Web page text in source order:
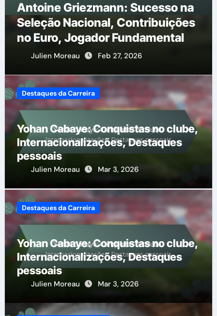
Antoine Griezmann: Sucesso na
Seleção Nacional, Contribuições
no Euro, Jogador Fundamental
Julien Moreau Feb 27, 2026
Destaques da Carreira
Yohan Cabaye: Conquistas no clube,
Internacionalizações, Destaques
pessoais
Julien Moreau Mar 3, 2026
Destaques da Carreira
Yohan Cabaye: Conquistas no clube,
Internacionalizações, Destaques
pessoais
Julien Moreau Mar 3, 2026